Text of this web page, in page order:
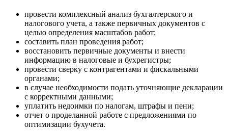
провести комплексный анализ бухгалтерского и
налогового учета, а также первичных документов с
целью определения масштабов работ;
составить план проведения работ;
восстановить первичные документы и внести
информацию в налоговые и бухрегистры;
провести сверку с контрагентами и фискальными
органами;
в случае необходимости подать уточняющие декларации
с корректными данными;
уплатить недоимки по налогам, штрафы и пени;
отчет о проделанной работе с предложениями по
оптимизации бухучета.